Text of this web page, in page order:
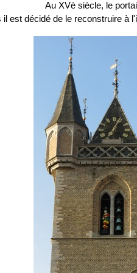
Au XVè siècle, le
il est décidé de le reconstruire à